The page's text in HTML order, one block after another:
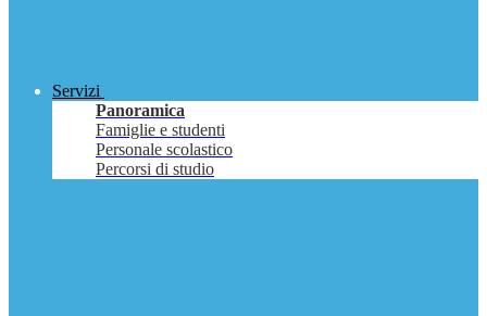
Servizi
Panoramica
Famiglie e studenti
Personale scolastico
Percorsi di studio